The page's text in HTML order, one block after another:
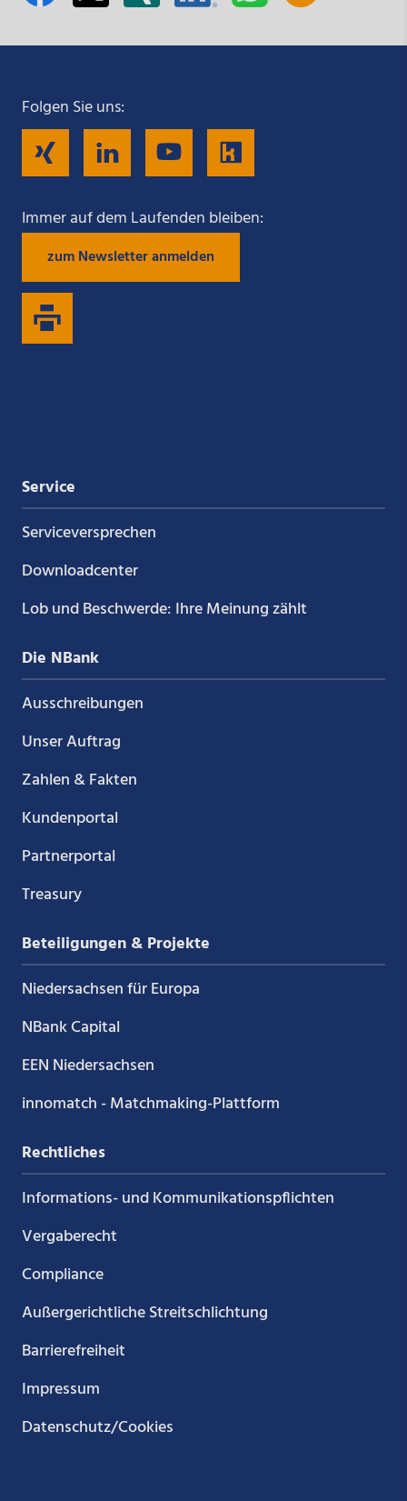
Folgen Sie uns:
Folgen
Sie
uns
auf
Folgen
Sie
uns
Folgen
Sie
uns
Sie
Immer auf dem Laufenden bleiben:
zum Newsletter anmelden
Service
Service­versprechen
Downloadcenter
Lob und Beschwerde: Ihre Meinung zählt
Die NBank
Ausschreibungen
Unser Auftrag
Zahlen & Fakten
Kundenportal
Partnerportal
Treasury
Beteiligungen & Projekte
Niedersachsen für Europa
NBank Capital
EEN Niedersachsen
innomatch - Matchmaking-Plattform
Rechtliches
Informations- und Kommunikations­pflichten
Vergaberecht
Compliance
Außergerichtliche Streitschlichtung
Barrierefreiheit
Impressum
Datenschutz/Cookies